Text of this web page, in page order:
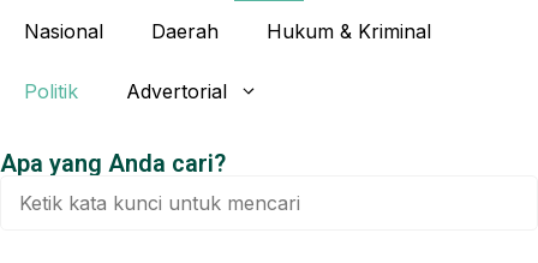
Nasional Daerah Hukum & Kriminal
Politik Advertorial
Apa yang Anda cari?